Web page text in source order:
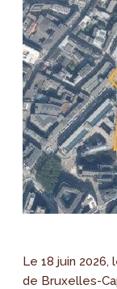
Le 18 juin
de Bruxelles-